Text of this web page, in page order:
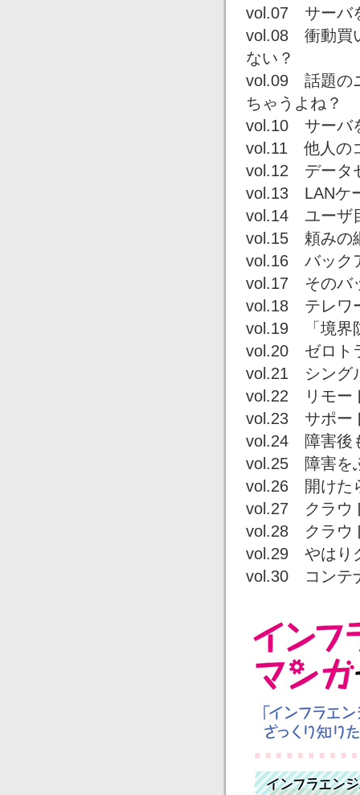
vol.07 サーバ
vol.08 衝動買
ない？
vol.09 話題の
ちゃうよね？
vol.10 サーバ
vol.11 他人の
vol.12 データ
vol.13 LANケ
vol.14 ユーザ
vol.15 頼みの
vol.16 バック
vol.17 そのバ
vol.18 テレワ
vol.19 「境界
vol.20 ゼロト
vol.21 シング
vol.22 リモー
vol.23 サポー
vol.24 障害後
vol.25 障害を
vol.26 開けた
vol.27 クラウ
vol.28 クラウ
vol.29 やはり
vol.30 コンテ